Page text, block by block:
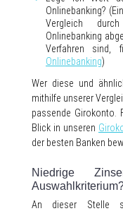
Onlinebanking?
Vergleich
Onlinebanking
Verfahren sind,
Onlinebanking)
Wer diese und
mithilfe unserer
passende Girokonto.
Blick in unseren
der besten Banken
Niedrige
An dieser Stelle